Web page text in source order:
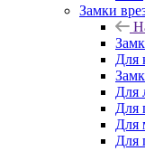
Замки
Для
Для
Для
Для
Для